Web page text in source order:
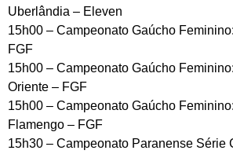
Uberlândia – Eleven
15h00 – Campeonato Gaúcho
FGF
15h00 – Campeonato Gaúcho
Oriente – FGF
15h00 – Campeonato Gaúcho
Flamengo – FGF
15h30 – Campeonato Paranense Série